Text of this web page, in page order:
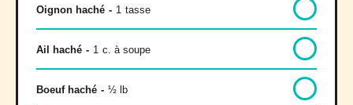
Oignon haché - 1 tasse
Ail haché - 1 c. à soupe
Boeuf haché - ½ lb